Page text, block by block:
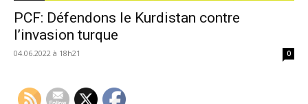
PCF: Défendons le Kurdistan contre
l’invasion turque
04.06.2022 à 18h21 0